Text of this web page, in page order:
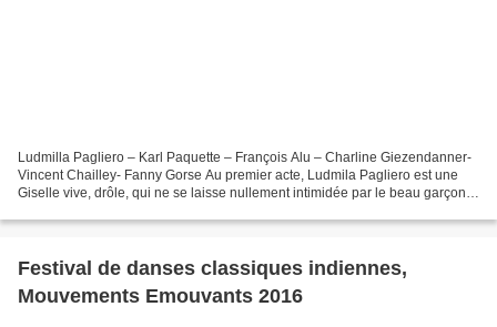
Ludmilla Pagliero – Karl Paquette – François Alu – Charline Giezendanner-
Vincent Chailley- Fanny Gorse Au premier acte, Ludmila Pagliero est une
Giselle vive, drôle, qui ne se laisse nullement intimidée par le beau garçon
Festival de danses classiques indiennes,
Mouvements Emouvants 2016